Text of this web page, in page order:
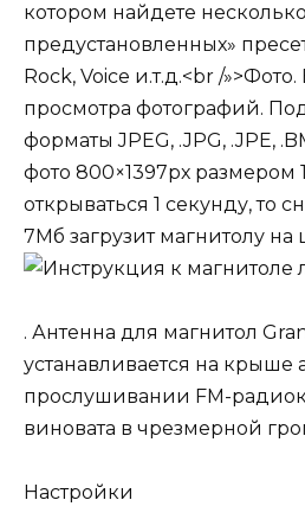
котором найдете несколько
предустановленных»
Rock, Voice и.т.д.<br /»>Фото.
просмотра фотографий.
форматы JPEG, .JPG, .JPE,
фото 800×1397рх размером
открываться 1 секунду, то
7Мб загрузит магнитолу на
. Антенна для магнитол
устанавливается на крыше
прослушивании FM-
виновата в чрезмерной
Настройки